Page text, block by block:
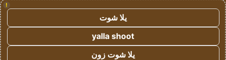
!
يلا شوت
yalla shoot
يلا شوت زون